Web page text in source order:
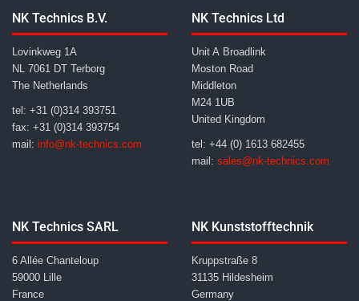
NK Technics B.V.
Lovinkweg 1A
NL 7061 DT Terborg
The Netherlands
tel: +31 (0)314 393751
fax: +31 (0)314 393754
mail: info@nk-technics.com
NK Technics Ltd
Unit A Broadlink
Moston Road
Middleton
M24 1UB
United Kingdom
tel: +44 (0) 1613 682455
mail: sales@nk-technics.com
NK Technics SARL
6 Allée Chanteloup
59000 Lille
France
NK Kunststofftechnik
Kruppstraße 8
31135 Hildesheim
Germany